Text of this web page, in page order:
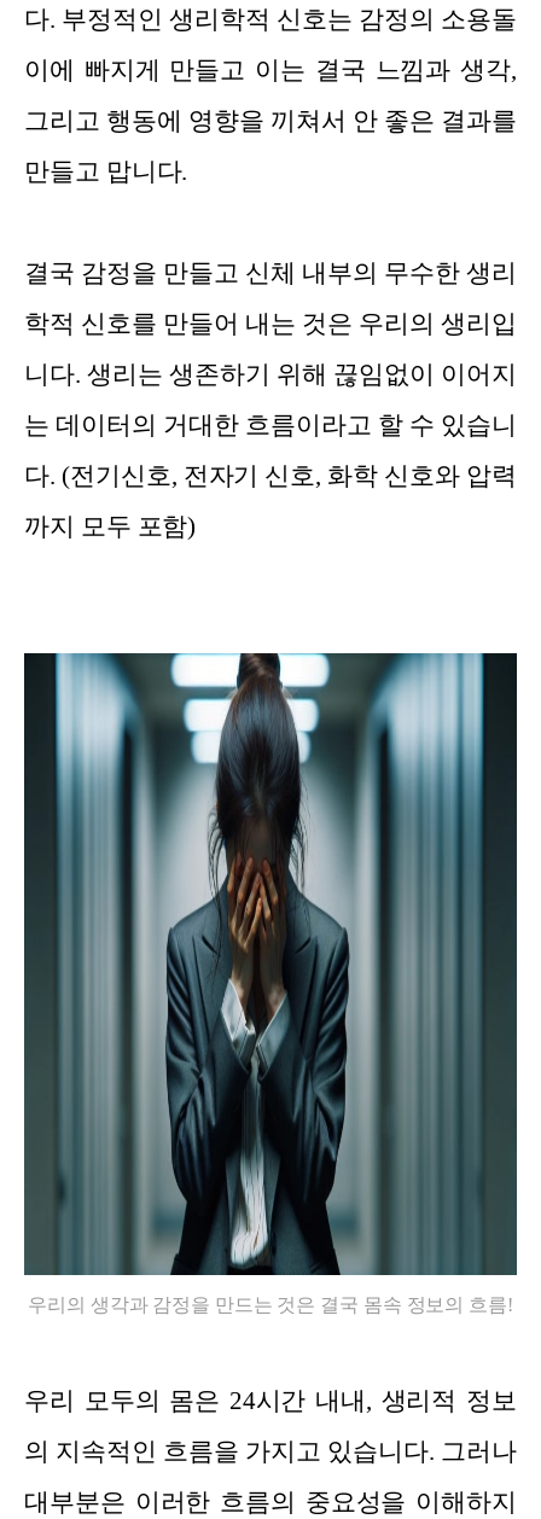
다. 부정적인 생리학적 신호는 감정의 소용돌
이에 빠지게 만들고 이는 결국 느낌과 생각,
그리고 행동에 영향을 끼쳐서 안 좋은 결과를
만들고 맙니다.
결국 감정을 만들고 신체 내부의 무수한 생리
학적 신호를 만들어 내는 것은 우리의 생리입
니다. 생리는 생존하기 위해 끊임없이 이어지
는 데이터의 거대한 흐름이라고 할 수 있습니
다. (전기신호, 전자기 신호, 화학 신호와 압력
까지 모두 포함)
우리의 생각과 감정을 만드는 것은 결국 몸속 정보의 흐름!
우리 모두의 몸은 24시간 내내, 생리적 정보
의 지속적인 흐름을 가지고 있습니다. 그러나
대부분은 이러한 흐름의 중요성을 이해하지